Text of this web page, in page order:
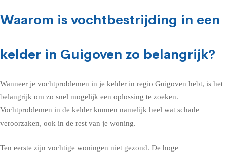
Waarom is vochtbestrijding in een
kelder in Guigoven zo belangrijk?
Wanneer je vochtproblemen in je kelder in regio Guigoven hebt, is het
belangrijk om zo snel mogelijk een oplossing te zoeken.
Vochtproblemen in de kelder kunnen namelijk heel wat schade
veroorzaken, ook in de rest van je woning.
Ten eerste zijn vochtige woningen niet gezond. De hoge